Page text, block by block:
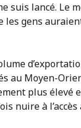
suis lancé. Le
les gens
au Moyen-
plus élevé
nuire à l’accès